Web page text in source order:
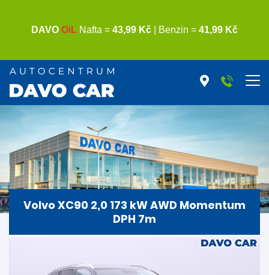
Volvo XC90 2,0 173 kW AWD Momentum
DPH 7m